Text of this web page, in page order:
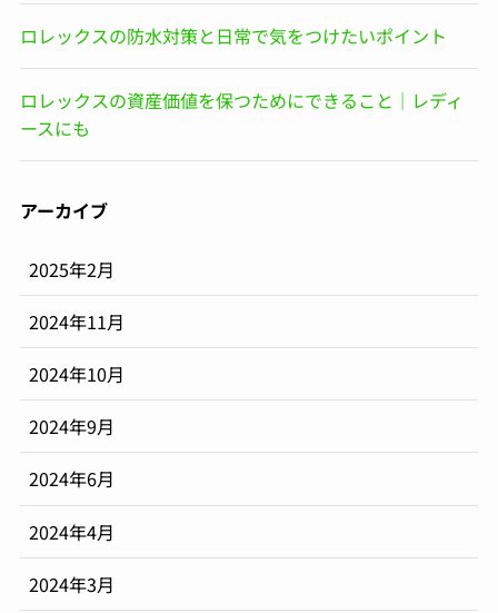
ロレックスの防水対策と日常で気をつけたいポイント
ロレックスの資産価値を保つためにできること｜レディ
ースにも
アーカイブ
2025年2月
2024年11月
2024年10月
2024年9月
2024年6月
2024年4月
2024年3月